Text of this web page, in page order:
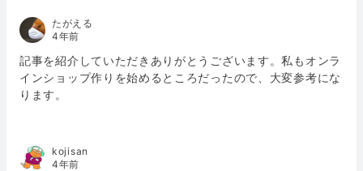
たがえる
4年前
記事を紹介していただきありがとうございます。私もオンラ
インショップ作りを始めるところだったので、大変参考にな
ります。
kojisan
4年前